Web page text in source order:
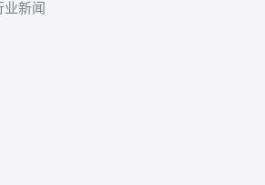
业新闻